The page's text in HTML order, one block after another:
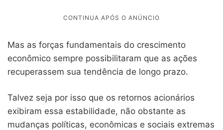
Mas as forças fundamentais do crescimento
econômico sempre possibilitaram que as ações
recuperassem sua tendência de longo prazo.
Talvez seja por isso que os retornos acionários
exibiram essa estabilidade, não obstante as
mudanças políticas, econômicas e sociais extremas